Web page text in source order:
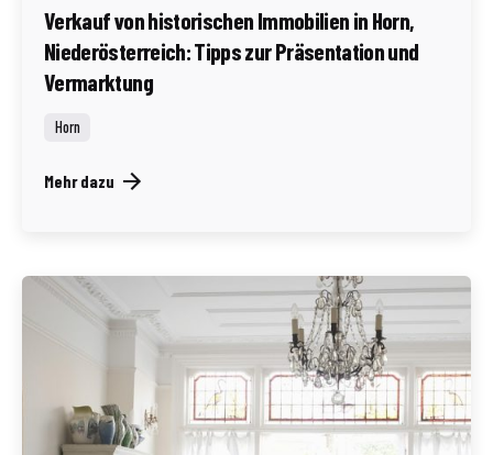
Verkauf von historischen Immobilien in Horn,
Niederösterreich: Tipps zur Präsentation und
Vermarktung
Horn
Mehr dazu